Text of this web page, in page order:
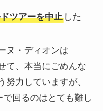
ツアーを中止した
ヌ・ディオンは
て、本当にごめんな
努力していますが、
回るのはとても難し